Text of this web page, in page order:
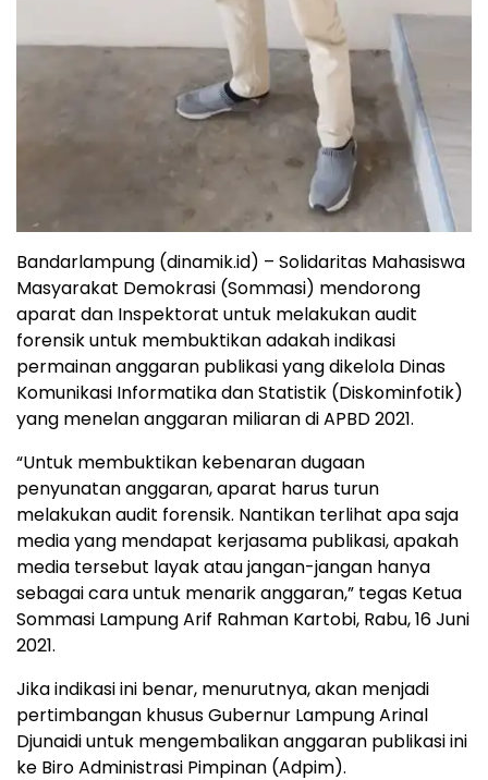
Bandarlampung (dinamik.id) – Solidaritas Mahasiswa
Masyarakat Demokrasi (Sommasi) mendorong
aparat dan Inspektorat untuk melakukan audit
forensik untuk membuktikan adakah indikasi
permainan anggaran publikasi yang dikelola Dinas
Komunikasi Informatika dan Statistik (Diskominfotik)
yang menelan anggaran miliaran di APBD 2021.
“Untuk membuktikan kebenaran dugaan
penyunatan anggaran, aparat harus turun
melakukan audit forensik. Nantikan terlihat apa saja
media yang mendapat kerjasama publikasi, apakah
media tersebut layak atau jangan-jangan hanya
sebagai cara untuk menarik anggaran,” tegas Ketua
Sommasi Lampung Arif Rahman Kartobi, Rabu, 16 Juni
2021.
Jika indikasi ini benar, menurutnya, akan menjadi
pertimbangan khusus Gubernur Lampung Arinal
Djunaidi untuk mengembalikan anggaran publikasi ini
ke Biro Administrasi Pimpinan (Adpim).